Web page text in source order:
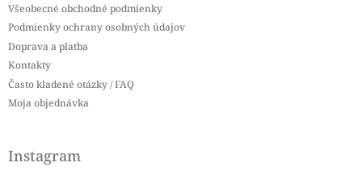
Všeobecné obchodné podmienky
Podmienky ochrany osobných údajov
Doprava a platba
Kontakty
Často kladené otázky / FAQ
Moja objednávka
Instagram